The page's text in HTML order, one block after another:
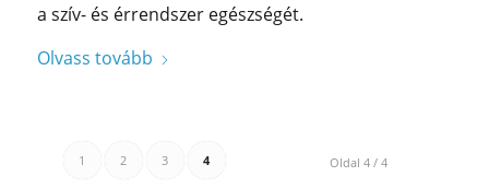
a szív- és érrendszer egészségét.
Olvass tovább
Oldal 4 / 4
1 2 3 4